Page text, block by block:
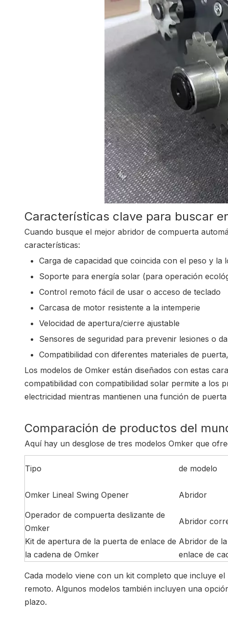
Características clave para buscar
Cuando busque el mejor abridor de compuerta
características:
Carga de capacidad que coincida con el peso y la
Soporte para energía solar (para operación
Control remoto fácil de usar o acceso de teclado
Carcasa de motor resistente a la intemperie
Velocidad de apertura/cierre ajustable
Sensores de seguridad para prevenir lesiones o
Compatibilidad con diferentes materiales de
Los modelos de Omker están diseñados con estas
compatibilidad con compatibilidad solar permite a los
electricidad mientras mantienen una función de
Comparación de productos del
Aquí hay un desglose de tres modelos Omker que
Tipo de modelo
Omker Lineal Swing Opener Abridor
Operador de compuerta deslizante de
Omker
Abridor
Kit de apertura de la puerta de enlace de
la cadena de Omker
Abridor de
enlace de
Cada modelo viene con un kit completo que incluye
remoto. Algunos modelos también incluyen una
plazo.